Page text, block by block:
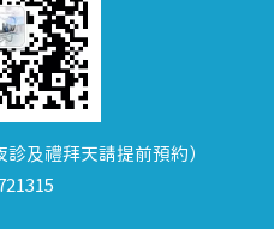
及禮拜天請提前預約）